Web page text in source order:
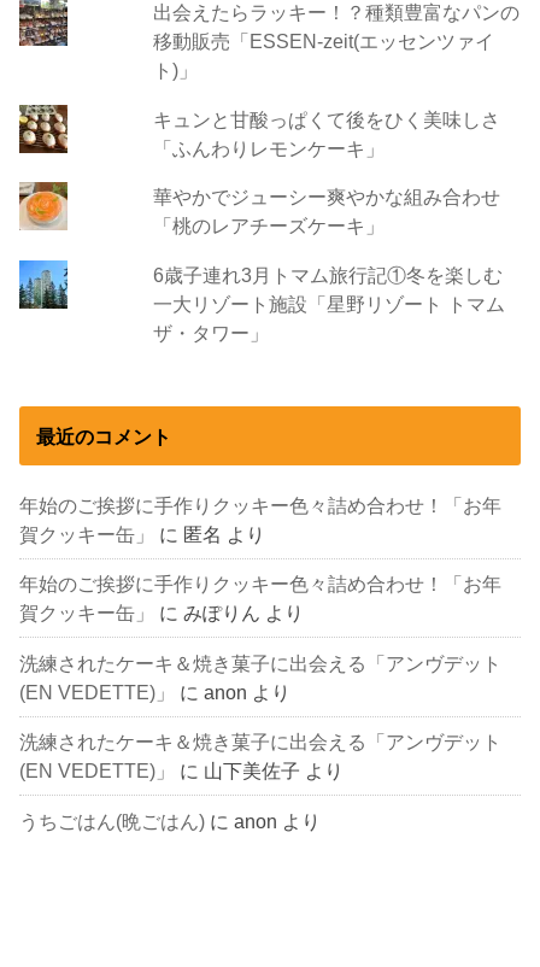
出会えたらラッキー！？種類豊富なパンの
移動販売「ESSEN-zeit(エッセンツァイ
ト)」
キュンと甘酸っぱくて後をひく美味しさ
「ふんわりレモンケーキ」
華やかでジューシー爽やかな組み合わせ
「桃のレアチーズケーキ」
6歳子連れ3月トマム旅行記①冬を楽しむ
一大リゾート施設「星野リゾート トマム
ザ・タワー」
最近のコメント
年始のご挨拶に手作りクッキー色々詰め合わせ！「お年
賀クッキー缶」
に 匿名 より
年始のご挨拶に手作りクッキー色々詰め合わせ！「お年
賀クッキー缶」
にみぽりん より
洗練されたケーキ＆焼き菓子に出会える「アンヴデット
(EN VEDETTE)」
にanon より
洗練されたケーキ＆焼き菓子に出会える「アンヴデット
(EN VEDETTE)」
に 山下美佐子 より
うちごはん(晩ごはん) にanon より